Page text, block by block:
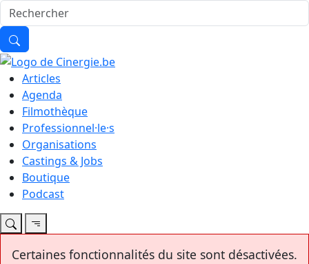
Articles
Agenda
Filmothèque
Professionnel·le·s
Organisations
Castings & Jobs
Boutique
Podcast
Certaines fonctionnalités du site sont désactivées.